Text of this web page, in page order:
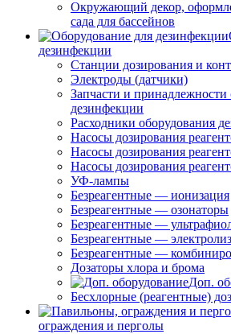
Окружающий декор,
сада для бассейнов
дезинфекции
Станции дозирования и
Электроды (датчики)
Запчасти и принадлежности
дезинфекции
Расходники оборудования
Насосы дозирования
Насосы дозирования
Насосы дозирования
УФ-лампы
Безреагентные — ионизация
Безреагентные — озонаторы
Безреагентные —
Безреагентные —
Безреагентные —
Дозаторы хлора и брома
Доп.
Бесхлорные (реагентные)
ограждения и перголы